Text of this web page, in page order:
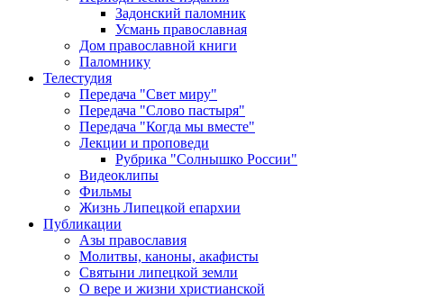
Задонский паломник
Усмань православная
Дом православной книги
Паломнику
Телестудия
Передача "Свет миру"
Передача "Слово пастыря"
Передача "Когда мы вместе"
Лекции и проповеди
Рубрика "Солнышко России"
Видеоклипы
Фильмы
Жизнь Липецкой епархии
Публикации
Азы православия
Молитвы, каноны, акафисты
Святыни липецкой земли
О вере и жизни христианской